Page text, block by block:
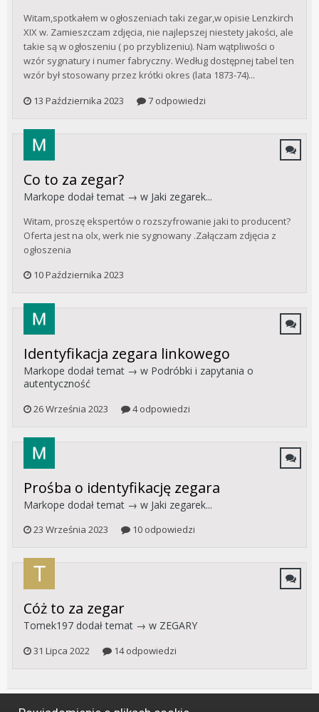
Witam,spotkałem w ogłoszeniach taki zegar,w opisie Lenzkirch
XIX w. Zamieszczam zdjęcia, nie najlepszej niestety jakości, ale
takie są w ogłoszeniu ( po przyblizeniu). Nam wątpliwości o
wzór sygnatury i numer fabryczny. Według dostępnej tabel ten
wzór był stosowany przez krótki okres (lata 1873-74)...
13 Października 2023
7 odpowiedzi
Co to za zegar?
Markope dodał temat → w Jaki zegarek...
Witam, proszę ekspertów o rozszyfrowanie jaki to producent?
Oferta jest na olx, werk nie sygnowany .Załączam zdjęcia z
ogłoszenia
10 Października 2023
Identyfikacja zegara linkowego
Markope dodał temat → w Podróbki i zapytania o
autentyczność
26 Września 2023 4 odpowiedzi
Prośba o identyfikację zegara
Markope dodał temat → w Jaki zegarek...
23 Września 2023 10 odpowiedzi
Cóż to za zegar
Tomek197 dodał temat → w ZEGARY
31 Lipca 2022 14 odpowiedzi